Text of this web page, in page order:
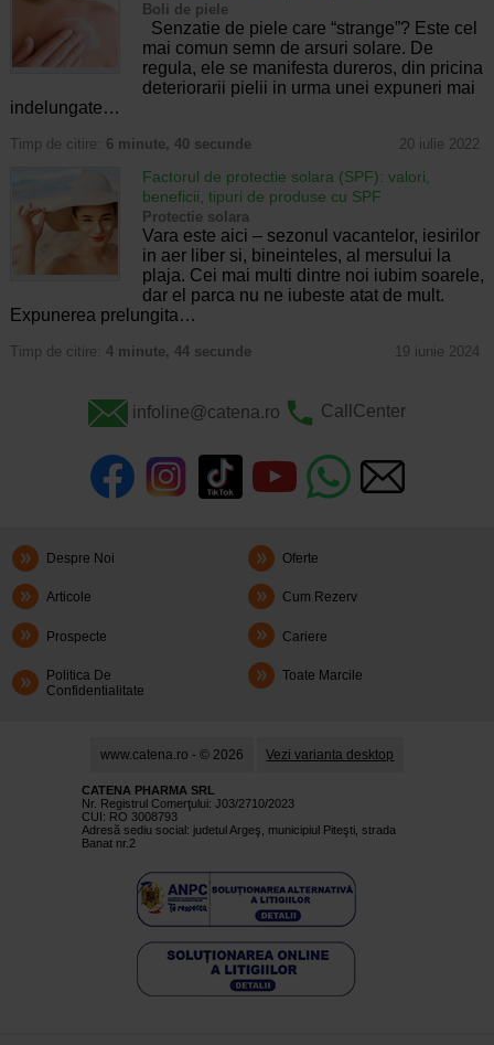
Boli de piele
Senzatie de piele care “strange”? Este cel
mai comun semn de arsuri solare. De
regula, ele se manifesta dureros, din pricina
deteriorarii pielii in urma unei expuneri mai
indelungate…
Timp de citire: 6 minute, 40 secunde 20 iulie 2022
Factorul de protectie solara (SPF): valori,
beneficii, tipuri de produse cu SPF
Protectie solara
Vara este aici – sezonul vacantelor, iesirilor
in aer liber si, bineinteles, al mersului la
plaja. Cei mai multi dintre noi iubim soarele,
dar el parca nu ne iubeste atat de mult.
Expunerea prelungita…
Timp de citire: 4 minute, 44 secunde 19 iunie 2024
infoline@catena.ro CallCenter
Despre Noi Oferte
Articole Cum Rezerv
Prospecte Cariere
Politica De
Confidentialitate
Toate Marcile
www.catena.ro - © 2026 Vezi varianta desktop
CATENA PHARMA SRL
Nr. Registrul Comerţului: J03/2710/2023
CUI: RO 3008793
Adresă sediu social: judetul Argeş, municipiul Piteşti, strada
Banat nr.2